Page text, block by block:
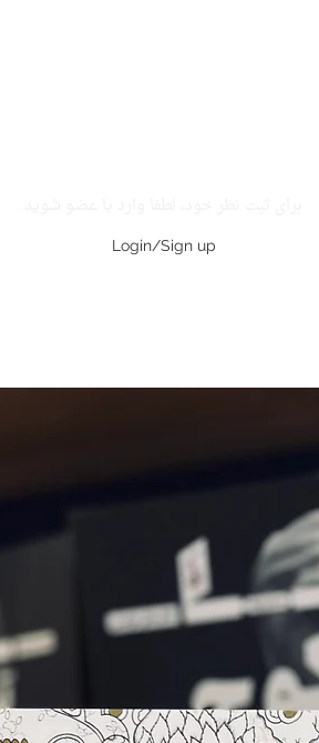
Login/Sign up